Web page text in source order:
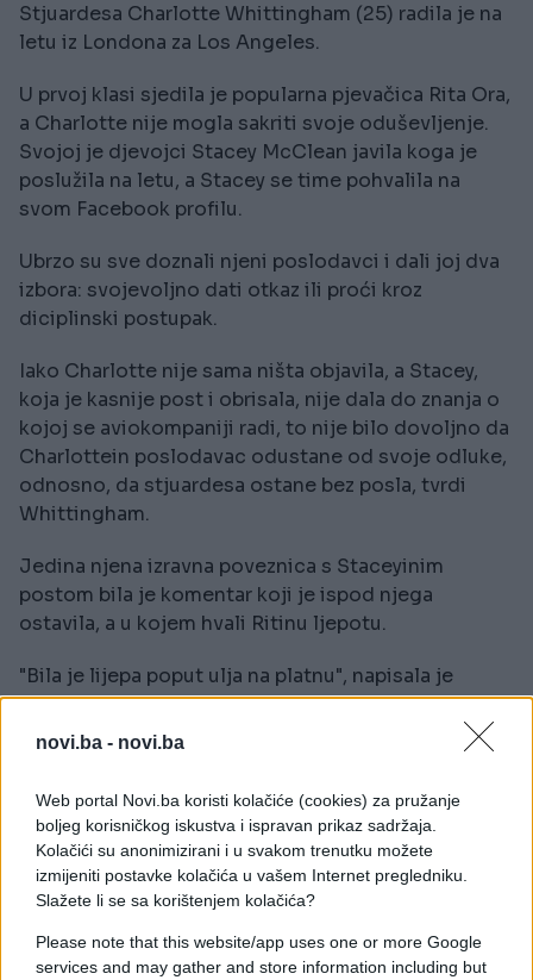
novi.ba - novi.ba
Web portal Novi.ba koristi kolačiće (cookies) za pružanje
boljeg korisničkog iskustva i ispravan prikaz sadržaja.
Kolačići su anonimizirani i u svakom trenutku možete
izmijeniti postavke kolačića u vašem Internet pregledniku.
Slažete li se sa korištenjem kolačića?
Please note that this website/app uses one or more Google
services and may gather and store information including but
Stjuardesa Charlotte Whittingham (25) radila je na
letu iz Londona za Los Angeles.
U prvoj klasi sjedila je popularna pjevačica Rita Ora,
a Charlotte nije mogla sakriti svoje oduševljenje.
Svojoj je djevojci Stacey McClean javila koga je
poslužila na letu, a Stacey se time pohvalila na
svom Facebook profilu.
Ubrzo su sve doznali njeni poslodavci i dali joj dva
izbora: svojevoljno dati otkaz ili proći kroz
diciplinski postupak.
Iako Charlotte nije sama ništa objavila, a Stacey,
koja je kasnije post i obrisala, nije dala do znanja o
kojoj se aviokompaniji radi, to nije bilo dovoljno da
Charlottein poslodavac odustane od svoje odluke,
odnosno, da stjuardesa ostane bez posla, tvrdi
Whittingham.
Jedina njena izravna poveznica s Staceyinim
postom bila je komentar koji je ispod njega
ostavila, a u kojem hvali Ritinu ljepotu.
"Bila je lijepa poput ulja na platnu", napisala je
Charlotte.
Whittingham je za The Sun rekla kako joj je posao u
trudila ničim ne okaljati ugled te kompanije.
Javio se i glasnogovornik kompanije koji je kazao
da ne želi komentirati slučaj, kako bi zaštitio
zahtijeva visoke doraslost visokim standardima